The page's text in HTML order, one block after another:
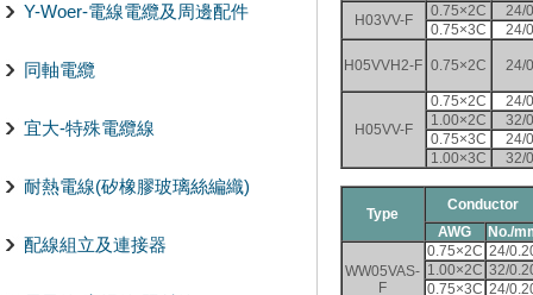
Y-Woer-電線電纜及周邊配件
同軸電纜
宜大-特殊電纜線
耐熱電線(矽橡膠玻璃絲編織)
配線組立及連接器
H03VV-F
0.75×2C
24/
0.75×3C
24/
H05VVH2-F 0.75×2C 24/
H05VV-F
0.75×2C
24/
1.00×2C
32/
0.75×3C
24/
1.00×3C 32/
Type
Conductor
AWG
No./
WW05VAS-
F
0.75×2C 24/
1.00×2C 32/
0.75×3C 24/